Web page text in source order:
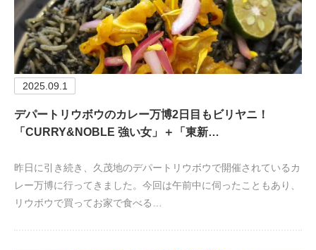
2025.09.1
デパートリウボウのカレー万博2日目もビリヤニ！
「CURRY&NOBLE 強い女」＋「東新…
昨日に引き続き、久茂地のデパートリウボウで開催されているカ
レー万博に行ってきました。今回は午前中に伺ったこともあり、
リウボウで買ってお家で食べる…